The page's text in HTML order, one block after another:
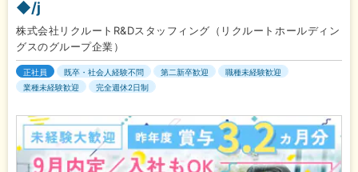
◆/j
株式会社リクルートR&Dスタッフィング（リクルートホールディン
グスのグループ企業）
正社員 既卒・社会人経験不問 第二新卒歓迎
職種未経験歓迎
業種未経験歓迎
完全週休2日制